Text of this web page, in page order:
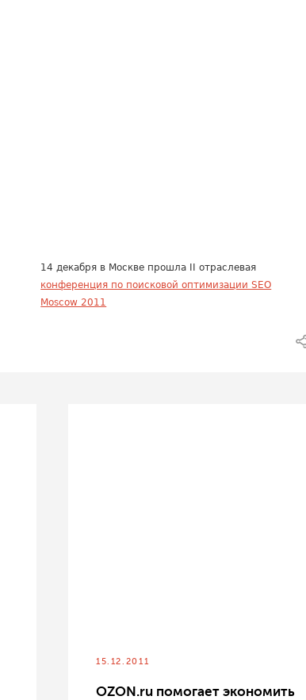
14 декабря в Москве прошла II отраслевая
конференция по поисковой оптимизации SEO
Moscow 2011
15.12.2011
OZON.ru помогает экономить